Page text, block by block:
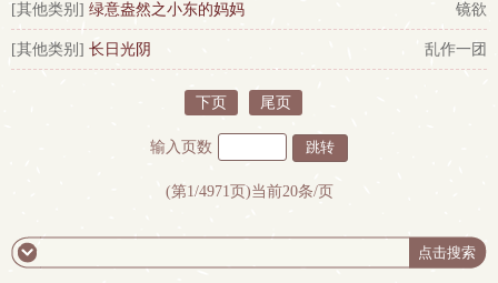
[其他类别] 绿意盎然之小东的妈妈 镜欲
[其他类别] 长日光阴 乱作一团
下页 尾页
输入页数
(第1/4971页)当前20条/页